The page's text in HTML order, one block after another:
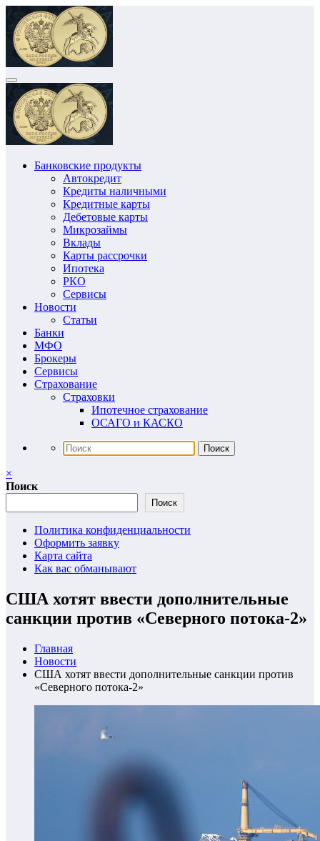
Перейти
содержимому
Банковские продукты
Автокредит
Кредиты наличными
Кредитные карты
Дебетовые карты
Микрозаймы
Вклады
Карты рассрочки
Ипотека
РКО
Сервисы
Новости
Статьи
Банки
МФО
Брокеры
Сервисы
Страхование
Страховки
Ипотечное страхование
ОСАГО и КАСКО
×
Поиск
Поиск
Политика конфиденциальности
Оформить заявку
Карта сайта
Как вас обманывают
США хотят ввести дополнительные
санкции против «Северного потока-2»
Главная
Новости
США хотят ввести дополнительные санкции против
«Северного потока-2»